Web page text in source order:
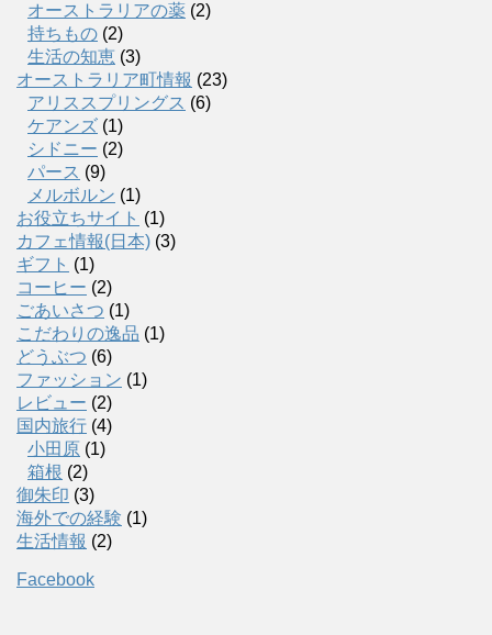
オーストラリアの薬 (2)
持ちもの (2)
生活の知恵 (3)
オーストラリア町情報 (23)
アリススプリングス (6)
ケアンズ (1)
シドニー (2)
パース (9)
メルボルン (1)
お役立ちサイト (1)
カフェ情報(日本) (3)
ギフト (1)
コーヒー (2)
ごあいさつ (1)
こだわりの逸品 (1)
どうぶつ (6)
ファッション (1)
レビュー (2)
国内旅行 (4)
小田原 (1)
箱根 (2)
御朱印 (3)
海外での経験 (1)
生活情報 (2)
Facebook